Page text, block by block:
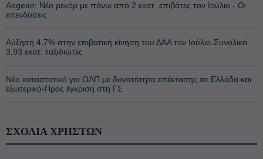
Aegean: Νέο ρεκόρ με πάνω από 2 εκατ. επιβάτες τον Ιούλιο - Οι
επενδύσεις
Αύξηση 4,7% στην επιβατική κίνηση του ΔΑΑ τον Ιούλιο-Συνολικά
3,93 εκατ. ταξιδιώτες
Νέο καταστατικό για ΟΛΠ με δυνατότητα επέκτασης σε Ελλάδα και
εξωτερικό-Προς έγκριση στη ΓΣ
ΣΧΟΛΙΑ ΧΡΗΣΤΩΝ